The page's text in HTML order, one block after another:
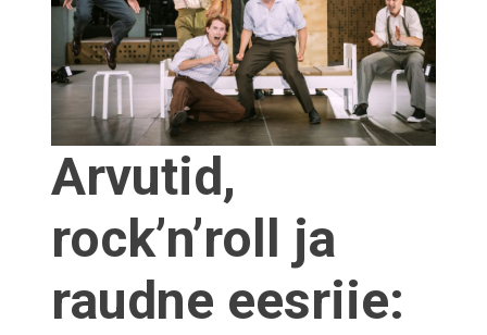
Arvutid,
rock’n’roll ja
raudne eesriie: